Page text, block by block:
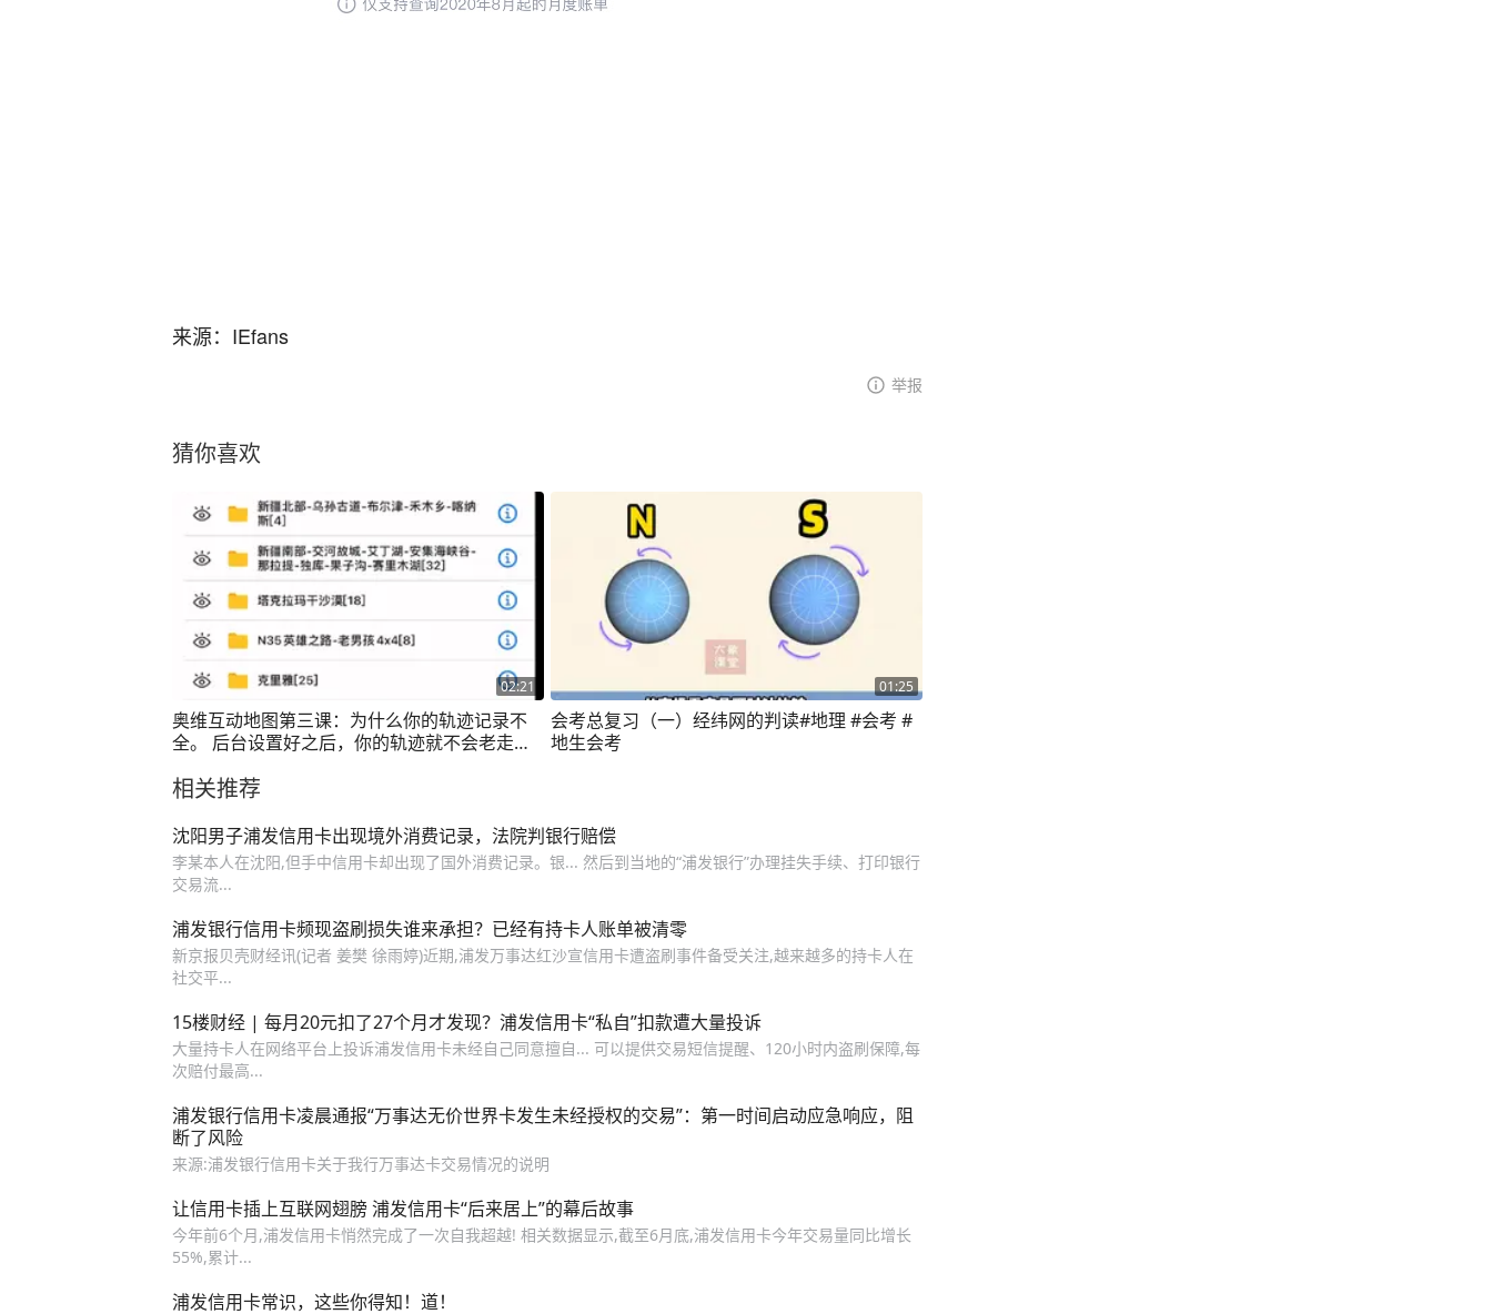
来源：IEfans
举报
猜你喜欢
02:21
奥维互动地图第三课：为什么你的轨迹记录不
全。 后台设置好之后，你的轨迹就不会老走直
01:25
会考总复习（一）经纬网的判读#地理 #会考 #
地生会考
相关推荐
沈阳男子浦发信用卡出现境外消费记录，法院判银行赔偿
李某本人在沈阳,但手中信用卡却出现了国外消费记录。银... 然后到当地的“浦发银行”办理挂失手续、打印银行
交易流...
浦发银行信用卡频现盗刷损失谁来承担？已经有持卡人账单被清零
新京报贝壳财经讯(记者 姜樊 徐雨婷)近期,浦发万事达红沙宣信用卡遭盗刷事件备受关注,越来越多的持卡人在
社交平...
15楼财经 | 每月20元扣了27个月才发现？浦发信用卡“私自”扣款遭大量投诉
大量持卡人在网络平台上投诉浦发信用卡未经自己同意擅自... 可以提供交易短信提醒、120小时内盗刷保障,每
次赔付最高...
浦发银行信用卡凌晨通报“万事达无价世界卡发生未经授权的交易”：第一时间启动应急响应，阻
断了风险
来源:浦发银行信用卡关于我行万事达卡交易情况的说明
让信用卡插上互联网翅膀 浦发信用卡“后来居上”的幕后故事
今年前6个月,浦发信用卡悄然完成了一次自我超越! 相关数据显示,截至6月底,浦发信用卡今年交易量同比增长
55%,累计...
浦发信用卡常识，这些你得知！道！